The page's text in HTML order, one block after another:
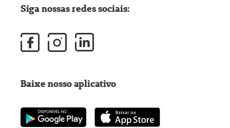
Siga nossas redes sociais:
Baixe nosso aplicativo